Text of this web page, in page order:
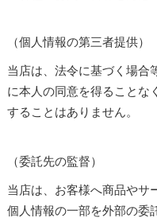
（個人情報の第三者提供）
当店は、法令に基づく場合
に本人の同意を得ることな
することはありません。
（委託先の監督）
当店は、お客様へ商品やサ
個人情報の一部を外部の委